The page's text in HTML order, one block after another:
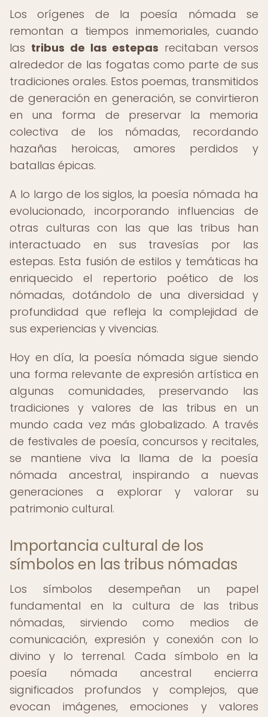
Los orígenes de la poesía nómada se
remontan a tiempos inmemoriales, cuando
las tribus de las estepas recitaban versos
alrededor de las fogatas como parte de sus
tradiciones orales. Estos poemas, transmitidos
de generación en generación, se convirtieron
en una forma de preservar la memoria
colectiva de los nómadas, recordando
hazañas heroicas, amores perdidos y
batallas épicas.
A lo largo de los siglos, la poesía nómada ha
evolucionado, incorporando influencias de
otras culturas con las que las tribus han
interactuado en sus travesías por las
estepas. Esta fusión de estilos y temáticas ha
enriquecido el repertorio poético de los
nómadas, dotándolo de una diversidad y
profundidad que refleja la complejidad de
sus experiencias y vivencias.
Hoy en día, la poesía nómada sigue siendo
una forma relevante de expresión artística en
algunas comunidades, preservando las
tradiciones y valores de las tribus en un
mundo cada vez más globalizado. A través
de festivales de poesía, concursos y recitales,
se mantiene viva la llama de la poesía
nómada ancestral, inspirando a nuevas
generaciones a explorar y valorar su
patrimonio cultural.
Importancia cultural de los
símbolos en las tribus nómadas
Los símbolos desempeñan un papel
fundamental en la cultura de las tribus
nómadas, sirviendo como medios de
comunicación, expresión y conexión con lo
divino y lo terrenal. Cada símbolo en la
poesía nómada ancestral encierra
significados profundos y complejos, que
evocan imágenes, emociones y valores